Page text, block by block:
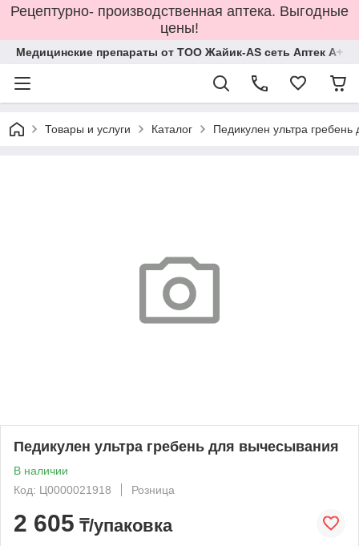
Рецептурно- производственная аптека. Выгодные
цены!
Медицинские препараты от ТОО Жайик-AS сеть Аптек А+
Товары и услуги Каталог Педикулен ультра
Педикулен ультра гребень для вычесывания
В наличии
Код: Ц0000021918
Розница
2 605 ₸/упаковка